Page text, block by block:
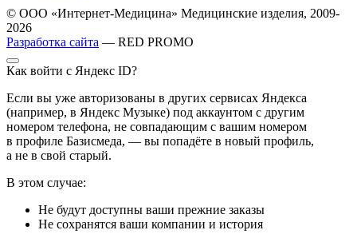
© ООО «Интернет-Медицина» Медицинские изделия, 2009-
2026
Разработка сайта — RED PROMO
Как войти с Яндекс ID?
Если вы уже авторизованы в других сервисах Яндекса
(например, в Яндекс Музыке) под аккаунтом с другим
номером телефона, не совпадающим с вашим номером
в профиле Базисмеда, — вы попадёте в новый профиль,
а не в свой старый.
В этом случае:
Не будут доступны ваши прежние заказы
Не сохранятся ваши компании и история